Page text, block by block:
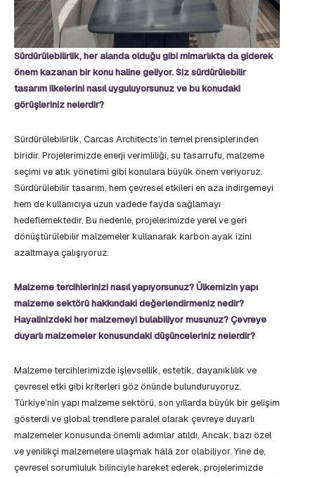
Sürdürülebilirlik, her alanda olduğu gibi mimarlıkta da giderek
önem kazanan bir konu haline geliyor. Siz sürdürülebilir
tasarım ilkelerini nasıl uyguluyorsunuz ve bu konudaki
görüşleriniz nelerdir?
Sürdürülebilirlik, Carcas Architects’in temel prensiplerinden
biridir. Projelerimizde enerji verimliliği, su tasarrufu, malzeme
seçimi ve atık yönetimi gibi konulara büyük önem veriyoruz.
Sürdürülebilir tasarım, hem çevresel etkileri en aza indirgemeyi
hem de kullanıcıya uzun vadede fayda sağlamayı
hedeflemektedir. Bu nedenle, projelerimizde yerel ve geri
dönüştürülebilir malzemeler kullanarak karbon ayak izini
azaltmaya çalışıyoruz.
Malzeme tercihlerinizi nasıl yapıyorsunuz? Ülkemizin yapı
malzeme sektörü hakkındaki değerlendirmeniz nedir?
Hayalinizdeki her malzemeyi bulabiliyor musunuz? Çevreye
duyarlı malzemeler konusundaki düşünceleriniz nelerdir?
Malzeme tercihlerimizde işlevsellik, estetik, dayanıklılık ve
çevresel etki gibi kriterleri göz önünde bulunduruyoruz.
Türkiye’nin yapı malzeme sektörü, son yıllarda büyük bir gelişim
gösterdi ve global trendlere paralel olarak çevreye duyarlı
malzemeler konusunda önemli adımlar atıldı. Ancak, bazı özel
ve yenilikçi malzemelere ulaşmak hâlâ zor olabiliyor. Yine de,
çevresel sorumluluk bilinciyle hareket ederek, projelerimizde